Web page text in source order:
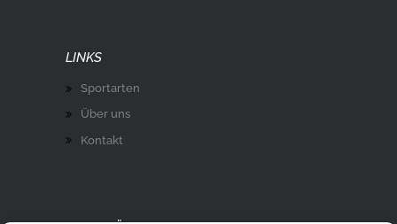
LINKS
Sportarten
Über uns
Kontakt